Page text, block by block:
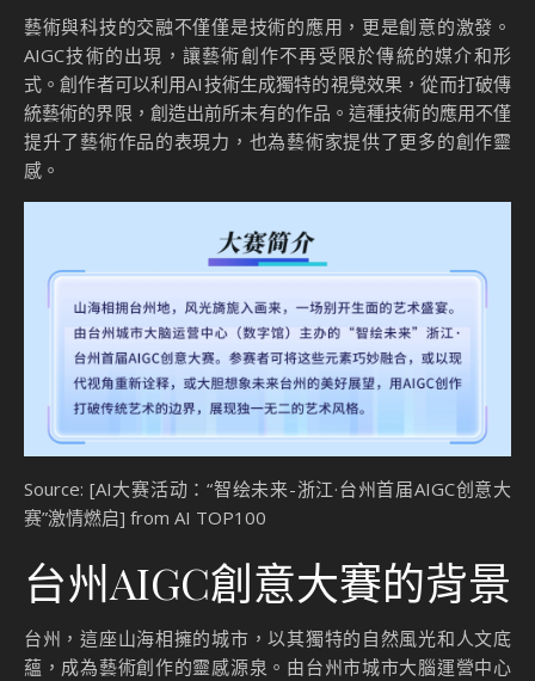
藝術與科技的交融不僅僅是技術的應用，更是創意的激發。
AIGC技術的出現，讓藝術創作不再受限於傳統的媒介和形
式。創作者可以利用AI技術生成獨特的視覺效果，從而打破傳
統藝術的界限，創造出前所未有的作品。這種技術的應用不僅
提升了藝術作品的表現力，也為藝術家提供了更多的創作靈
感。
Source: [AI大赛活动：“智绘未来-浙江·台州首届AIGC创意大
赛”激情燃启] from AI TOP100
台州AIGC創意大賽的背景
台州，這座山海相擁的城市，以其獨特的自然風光和人文底
蘊，成為藝術創作的靈感源泉。由台州市城市大腦運營中心